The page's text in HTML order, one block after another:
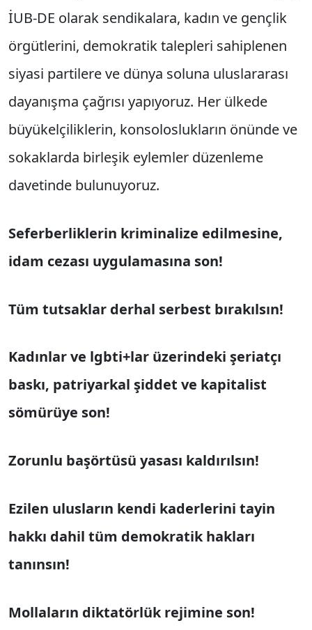
İUB-DE olarak sendikalara, kadın ve gençlik
örgütlerini, demokratik talepleri sahiplenen
siyasi partilere ve dünya soluna uluslararası
dayanışma çağrısı yapıyoruz. Her ülkede
büyükelçiliklerin, konsoloslukların önünde ve
sokaklarda birleşik eylemler düzenleme
davetinde bulunuyoruz.
Seferberliklerin kriminalize edilmesine,
idam cezası uygulamasına son!
Tüm tutsaklar derhal serbest bırakılsın!
Kadınlar ve lgbti+lar üzerindeki şeriatçı
baskı, patriyarkal şiddet ve kapitalist
sömürüye son!
Zorunlu başörtüsü yasası kaldırılsın!
Ezilen ulusların kendi kaderlerini tayin
hakkı dahil tüm demokratik hakları
tanınsın!
Mollaların diktatörlük rejimine son!